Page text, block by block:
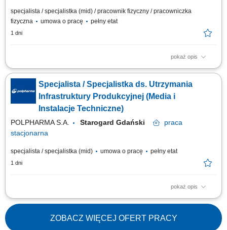
specjalista / specjalistka (mid) / pracownik fizyczny / pracowniczka
fizyczna
umowa o pracę pełny etat
1 dni
pokaż opis
Zakres obowiązków: Zapewnienie ciągłej sprawności technicznej
maszyn, urządzeń oraz infrastruktury produkcyjnej. Realizacja bieżących
napraw, przeglądów i prac konserwacyjnych. Monitorowanie pracy
instalacji automatyki, elektrycznych oraz systemów kontrolno-
pomiarowych. Wykonywanie...
Specjalista / Specjalistka ds. Utrzymania
Infrastruktury Produkcyjnej (Media i
Instalacje Techniczne)
POLPHARMA S.A. Starogard Gdański
praca
stacjonarna
specjalista / specjalistka (mid) umowa o pracę pełny etat
1 dni
pokaż opis
Zakres obowiązków: Zapewnienie sprawnego funkcjonowania
infrastruktury technicznej oraz urządzeń wspierających procesy
produkcyjne. Kontrola pracy instalacji pomocniczych, reagowanie na
usterki oraz wykonywanie bieżących napraw i regulacji. Współpraca przy
ZOBACZ WIĘCEJ OFERT PRACY